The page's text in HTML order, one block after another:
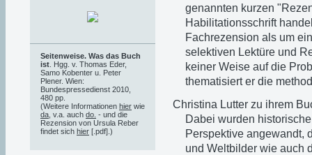
genannten kurzen
Habilitationsschrift
Fachrezension als um
selektiven Lektüre und
keiner Weise auf die
thematisiert er die
Christina Lutter zu ihrem
Dabei wurden
Perspektive angewandt,
und Weltbilder wie auch
Seitenweise. Was das Buch
ist . Hgg. v. Thomas Eder,
Samo Kobenter u. Peter
Plener. Wien:
Bundespressedienst 2010,
480 pp.
(Weitere Informationen hier wie
da , v.a. auch do. - und die
Rezension von Ursula Reber
findet sich hier [.pdf].)